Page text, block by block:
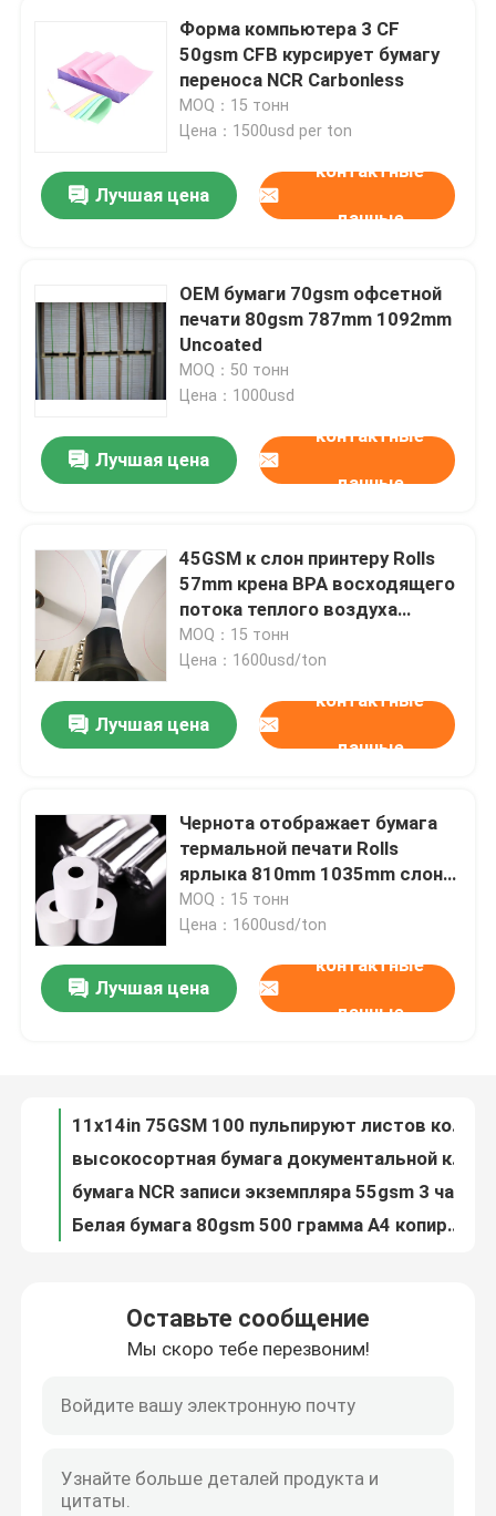
Мы скоро тебе перезвоним!
Домой
Продукты
О нас
Контроль качества
Свяжитесь с нами
Слон термальный бумажный крен
Термальный крен бумаги ярлыка
Форма компьютера 3 CF
50gsm CFB курсирует бумагу
переноса NCR Carbonless
MOQ：15 тонн
Цена：1500usd per ton
Лучшая цена
контактные
данные
OEM бумаги 70gsm офсетной
печати 80gsm 787mm 1092mm
Uncoated
MOQ：50 тонн
Цена：1000usd
Лучшая цена
контактные
данные
45GSM к слон принтеру Rolls
57mm крена BPA восходящего
потока теплого воздуха
80GSM бумажному
свободному термальному
MOQ：15 тонн
Цена：1600usd/ton
Лучшая цена
контактные
данные
Чернота отображает бумага
термальной печати Rolls
ярлыка 810mm 1035mm слон
термальная бумажная белая
MOQ：15 тонн
Цена：1600usd/ton
Лучшая цена
контактные
данные
100g 240 к машине производства бумажного мешка машины делать бумаги 410m/Min
11x14in 75GSM 100 пульпируют листов копировальной бумаги A4 80gsm белой бумаги листа копировальной бумаги A4 80 Gr белые 500
высокосортная бумага документальной копии копировальной бумаги 100gsm A4 для SGS лазерных принтеров
Белая бумага 80gsm 500 грамма A4 копировальной бумаги 70 покрывает высокую гибкость
Оставьте сообщение
Мы скоро тебе перезвоним!